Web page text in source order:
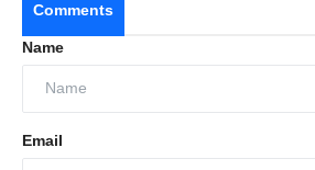
Comments
Name
Email